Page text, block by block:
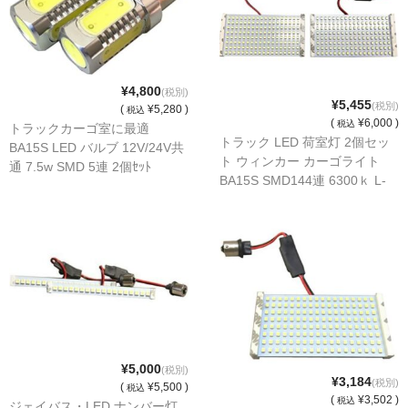
エアロキャッチ
LINK JAPAN
FUNK MOTORSPORT
お問い合わせ
Contact form
¥4,800(税別)
( 税込 ¥5,280 )
トラックカーゴ室に最適
BA15S LED バルブ 12V/24V共
通 7.5w SMD 5連 2個ｾｯﾄ
¥5,455(税別)
( 税込 ¥6,000 )
トラック LED 荷室灯 2個セッ
ト ウィンカー カーゴライト
BA15S SMD144連 6300ｋ L-
¥5,000(税別)
( 税込 ¥5,500 ) ¥3,184(税別)
( 税込 ¥3,502 )